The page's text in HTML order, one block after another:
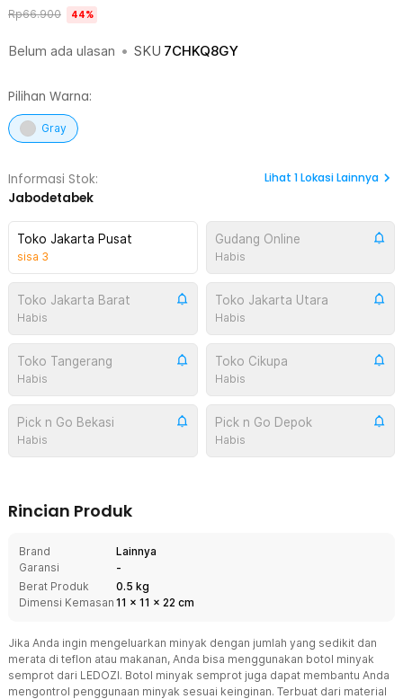
Belum ada ulasan • SKU 7CHKQ8GY
Rp66.900 44%
Pilihan Warna:
Gray
Informasi Stok:
Jabodetabek
Lihat 1Lokasi Lainnya
Toko Jakarta Pusat
sisa 3
Gudang Online
Habis
Toko Jakarta Barat
Habis
Toko Jakarta Utara
Habis
Toko Tangerang
Habis
Toko Cikupa
Habis
Pick n Go Bekasi
Habis
Pick n Go Depok
Habis
Rincian Produk
Brand
Lainnya
Garansi
-
Berat Produk
0.5 kg
Dimensi Kemasan 11 x 11 x 22 cm
Jika Anda ingin mengeluarkan minyak dengan jumlah yang sedikit dan
merata di teflon atau makanan, Anda bisa menggunakan botol minyak
semprot dari LEDOZI. Botol minyak semprot juga dapat membantu Anda
mengontrol penggunaan minyak sesuai keinginan. Terbuat dari material